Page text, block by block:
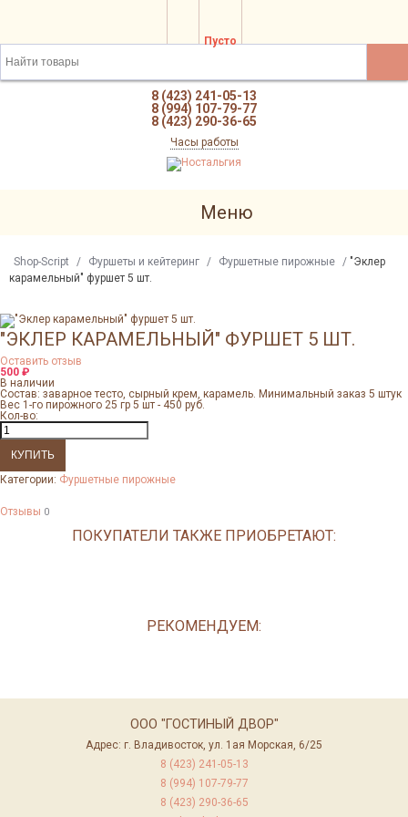
Пусто
8 (423) 241-05-13
8 (994) 107-79-77
8 (423) 290-36-65
Часы работы
Меню
Shop-Script / Фуршеты и кейтеринг / Фуршетные пирожные / "Эклер
карамельный" фуршет 5 шт.
"ЭКЛЕР КАРАМЕЛЬНЫЙ" ФУРШЕТ 5 ШТ.
Оставить отзыв
500 ₽
В наличии
Состав: заварное тесто, сырный крем, карамель. Минимальный заказ 5 штук
Вес 1-го пирожного 25 гр 5 шт - 450 руб.
Кол-во:
Категории: Фуршетные пирожные
Отзывы 0
ПОКУПАТЕЛИ ТАКЖЕ ПРИОБРЕТАЮТ:
РЕКОМЕНДУЕМ:
ООО "ГОСТИНЫЙ ДВОР"
Адрес: г. Владивосток, ул. 1ая Морская, 6/25
8 (423) 241-05-13
8 (994) 107-79-77
8 (423) 290-36-65